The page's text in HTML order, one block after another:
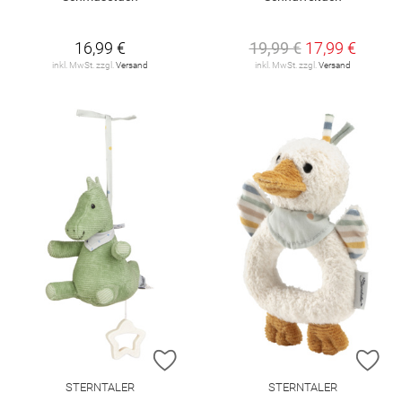
16,99 €
inkl. MwSt. zzgl. Versand
19,99 € 17,99 €
inkl. MwSt. zzgl. Versand
ZUR WUNSCHLISTE HINZUFÜGEN
STERNTALER STERNTALER